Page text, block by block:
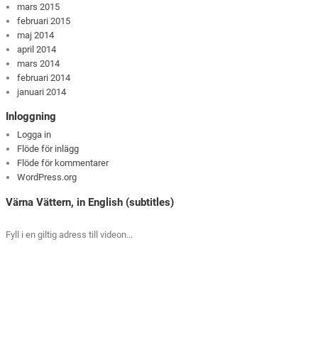
mars 2015
februari 2015
maj 2014
april 2014
mars 2014
februari 2014
januari 2014
Inloggning
Logga in
Flöde för inlägg
Flöde för kommentarer
WordPress.org
Värna Vättern, in English (subtitles)
Fyll i en giltig adress till videon...